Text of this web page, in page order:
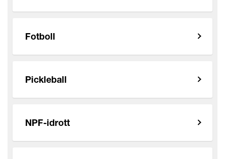
Fotboll
Pickleball
NPF-idrott